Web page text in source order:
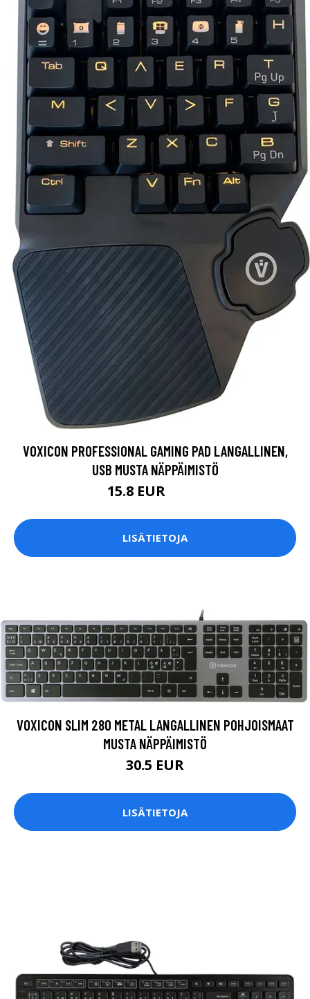
VOXICON PROFESSIONAL GAMING PAD LANGALLINEN,
USB MUSTA NÄPPÄIMISTÖ
15.8 EUR
LISÄTIETOJA
VOXICON SLIM 280 METAL LANGALLINEN POHJOISMAAT
MUSTA NÄPPÄIMISTÖ
30.5 EUR
LISÄTIETOJA